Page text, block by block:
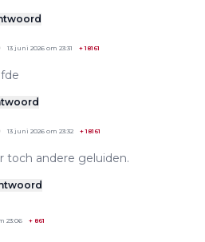
13 juni 2026 om 23:31 +18161
13 juni 2026 om 23:32 +18161
toch andere geluiden.
23:06 + 861